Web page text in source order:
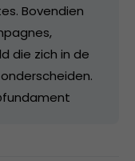
Bovendien
die zich in de